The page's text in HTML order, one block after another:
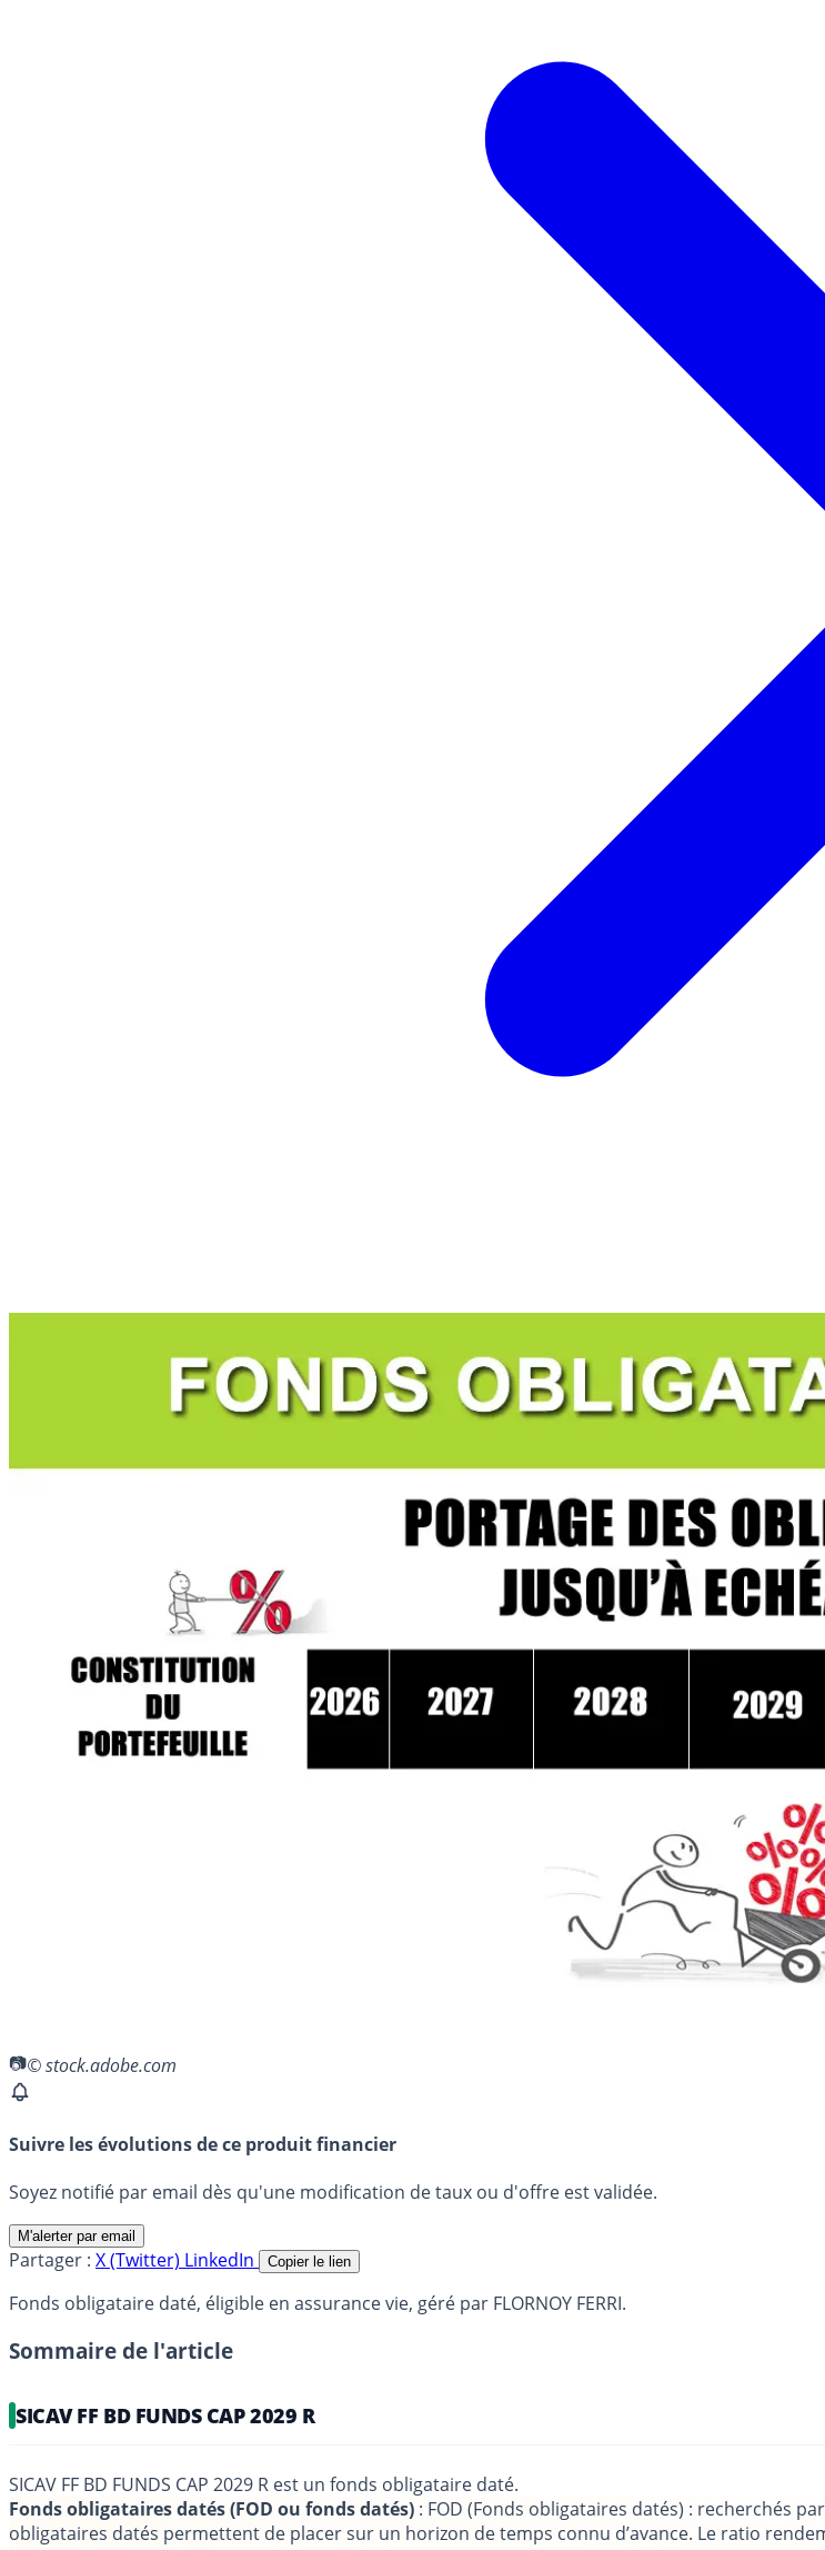
© stock.adobe.com
Suivre les évolutions de ce produit financier
Soyez notifié par email dès qu'une modification de taux ou d'offre est validée.
M'alerter par email
Partager : X (Twitter) LinkedIn Copier le lien
Fonds obligataire daté, éligible en assurance vie, géré par FLORNOY FERRI.
Sommaire de l'article
SICAV FF BD FUNDS CAP 2029 R
SICAV FF BD FUNDS CAP 2029 R est un fonds obligataire daté.
Fonds obligataires datés (FOD ou fonds datés) : FOD (Fonds obligataires datés) : recherchés
obligataires datés permettent de placer sur un horizon de temps connu d’avance. Le ratio